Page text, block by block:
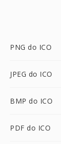
PNG do ICO
JPEG do ICO
BMP do ICO
PDF do ICO